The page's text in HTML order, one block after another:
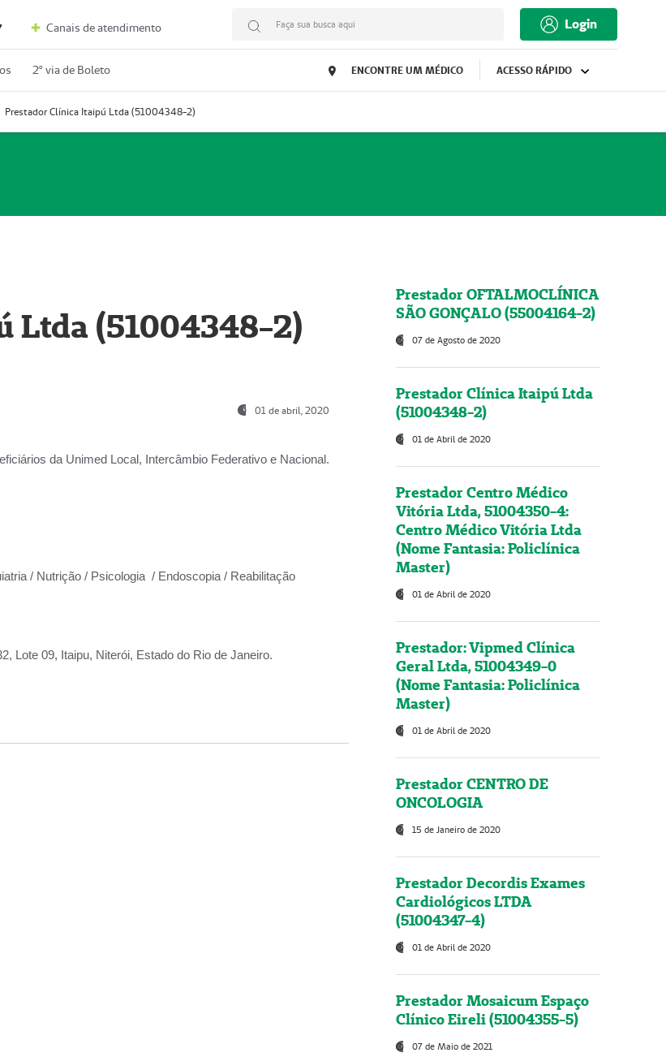
Canais de atendimento Faça sua busca aqui Login
2º via de Boleto ENCONTRE UM MÉDICO ACESSO RÁPIDO
Prestador Clínica Itaipú Ltda (51004348-2)
Ltda (51004348-2)
01 de abril, 2020
da Unimed Local, Intercâmbio Federativo e Nacional.
/ Nutrição / Psicologia / Endoscopia / Reabilitação
Lote 09, Itaipu, Niterói, Estado do Rio de Janeiro.
Prestador OFTALMOCLÍNICA
SÃO GONÇALO (55004164-2)
07 de Agosto de 2020
Prestador Clínica Itaipú Ltda
(51004348-2)
01 de Abril de 2020
Prestador Centro Médico
Vitória Ltda, 51004350-4:
Centro Médico Vitória Ltda
(Nome Fantasia: Policlínica
Master)
01 de Abril de 2020
Prestador: Vipmed Clínica
Geral Ltda, 51004349-0
(Nome Fantasia: Policlínica
Master)
01 de Abril de 2020
Prestador CENTRO DE
ONCOLOGIA
15 de Janeiro de 2020
Prestador Decordis Exames
Cardiológicos LTDA
(51004347-4)
01 de Abril de 2020
Prestador Mosaicum Espaço
Clínico Eireli (51004355-5)
07 de Maio de 2021